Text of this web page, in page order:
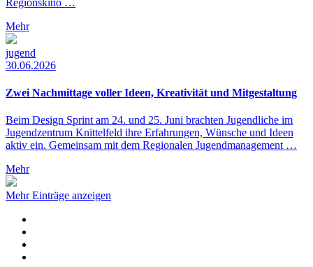
Regionskino …
Mehr
jugend
30.06.2026
Zwei Nachmittage voller Ideen, Kreativität und Mitgestaltung
Beim Design Sprint am 24. und 25. Juni brachten Jugendliche im
Jugendzentrum Knittelfeld ihre Erfahrungen, Wünsche und Ideen
aktiv ein. Gemeinsam mit dem Regionalen Jugendmanagement …
Mehr
Mehr Einträge anzeigen